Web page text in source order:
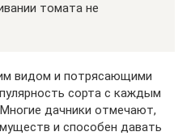
томата не
видом и потрясающими
сорта с каждым
дачники отмечают,
и способен давать